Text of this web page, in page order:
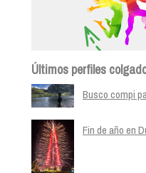
Últimos perfiles
Busco compi
Fin de año en